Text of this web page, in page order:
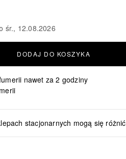
śr., 12.08.2026
DODAJ DO KOSZYKA
nawet za 2 godziny
stacjonarnych mogą się różnić